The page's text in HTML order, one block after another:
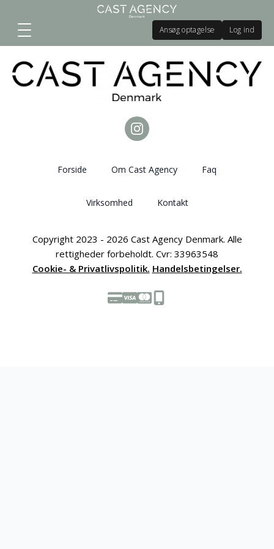
Ansøg optagelse Log ind
Forside Om Cast Agency Faq
Virksomhed Kontakt
Copyright 2023 - 2026 Cast Agency Denmark. Alle
rettigheder forbeholdt. Cvr: 33963548
Cookie- & Privatlivspolitik. Handelsbetingelser.